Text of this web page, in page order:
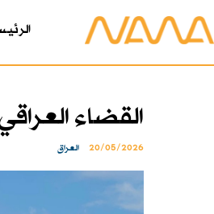
القضاء العراقي يلغي رسوم
20/05/2026 العراق